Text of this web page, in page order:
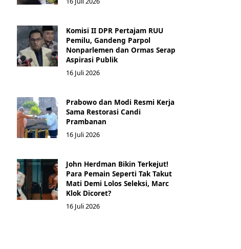
Komisi II DPR Pertajam RUU
Pemilu, Gandeng Parpol
Nonparlemen dan Ormas Serap
Aspirasi Publik
16 Juli 2026
Prabowo dan Modi Resmi Kerja
Sama Restorasi Candi
Prambanan
16 Juli 2026
John Herdman Bikin Terkejut!
Para Pemain Seperti Tak Takut
Mati Demi Lolos Seleksi, Marc
Klok Dicoret?
16 Juli 2026